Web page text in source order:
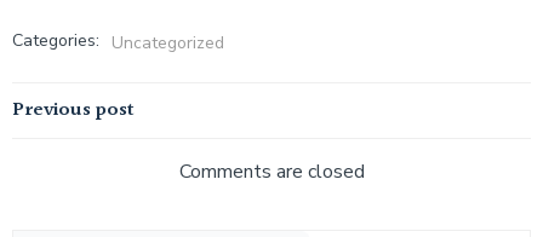
Categories: Uncategorized
Previous post
Comments are closed